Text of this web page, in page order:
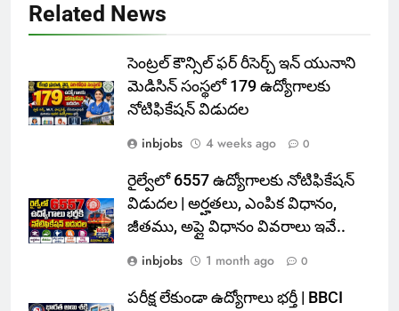
Related News
సెంట్రల్ కౌన్సిల్ ఫర్ రీసెర్చ్ ఇన్ యునాని
మెడిసిన్ సంస్థలో 179 ఉద్యోగాలకు
నోటిఫికేషన్ విడుదల
inbjobs
4 weeks ago 0
రైల్వేలో 6557 ఉద్యోగాలకు నోటిఫికేషన్
విడుదల | అర్హతలు, ఎంపిక విధానం,
జీతము, అప్లై విధానం వివరాలు ఇవే..
inbjobs
1 month ago 0
పరీక్ష లేకుండా ఉద్యోగాలు భర్తీ | BBCI